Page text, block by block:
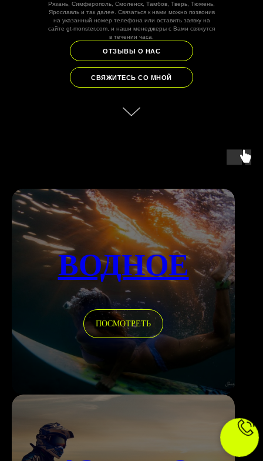
Рязань, Симферополь, Смоленск, Тамбов, Тверь, Тюмень,
Ярославль и так далее. Связаться к нами можно позвонив
на указанный номер телефона или оставить заявку на
сайте gt-monster.com, и наши менеджеры с Вами свяжутся
в течении часа.
ОТЗЫВЫ О НАС
СВЯЖИТЕСЬ СО МНОЙ
ВОДНОЕ
ПОСМОТРЕТЬ